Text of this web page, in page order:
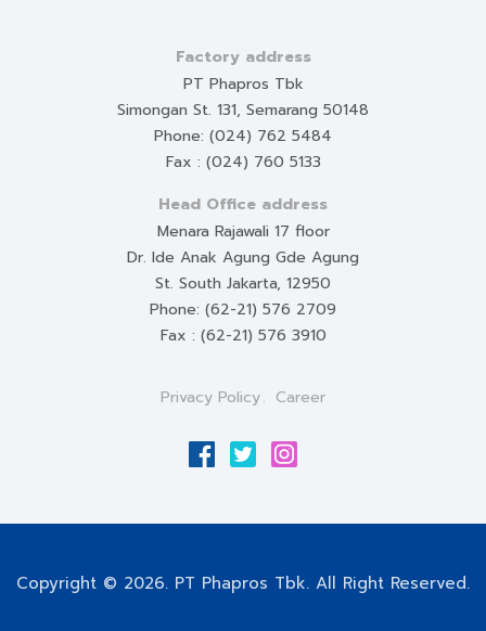
Factory address
PT Phapros Tbk
Simongan St. 131, Semarang 50148
Phone: (024) 762 5484
Fax : (024) 760 5133
Head Office address
Menara Rajawali 17 floor
Dr. Ide Anak Agung Gde Agung
St. South Jakarta, 12950
Phone: (62-21) 576 2709
Fax : (62-21) 576 3910
Privacy Policy Career
Copyright © 2026. PT Phapros Tbk. All Right Reserved.